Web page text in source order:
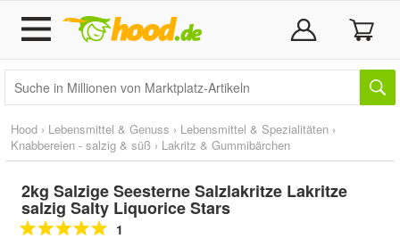
Hood › Lebensmittel & Genuss › Lebensmittel & Spezialitäten ›
Knabbereien - salzig & süß › Lakritz & Gummibärchen
2kg Salzige Seesterne Salzlakritze Lakritze
salzig Salty Liquorice Stars
1